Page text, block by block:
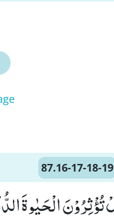
87.16-17-18-19